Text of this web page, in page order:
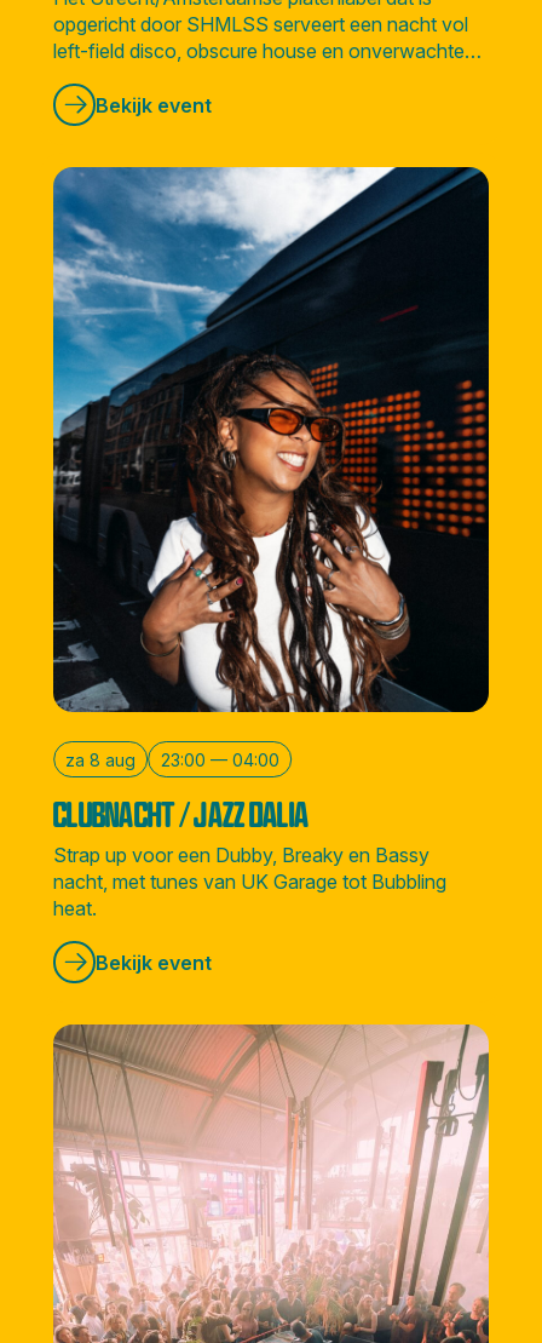
opgericht door SHMLSS serveert een nacht vol
left-field disco, obscure house en onverwachte
sounds vanuit alle hoeken van de wereld.
Bekijk event
za 8 aug 23:00 — 04:00
CLUBNACHT / JAZZ DALIA
Strap up voor een Dubby, Breaky en Bassy
nacht, met tunes van UK Garage tot Bubbling
heat.
Bekijk event